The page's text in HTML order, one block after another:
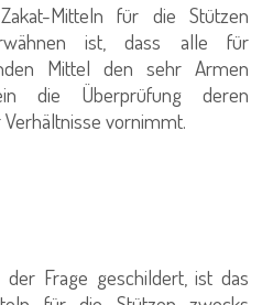
Mitteln für die Stützen
ist, dass alle für
Mittel den sehr Armen
die Überprüfung deren
vornimmt.
Frage geschildert, ist das